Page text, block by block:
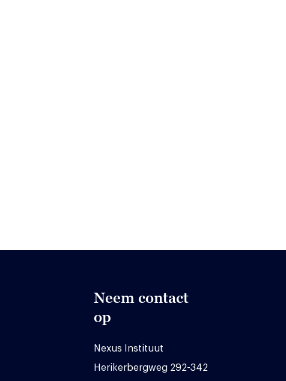
Neem contact
op
Nexus Instituut
Herikerbergweg 292-342